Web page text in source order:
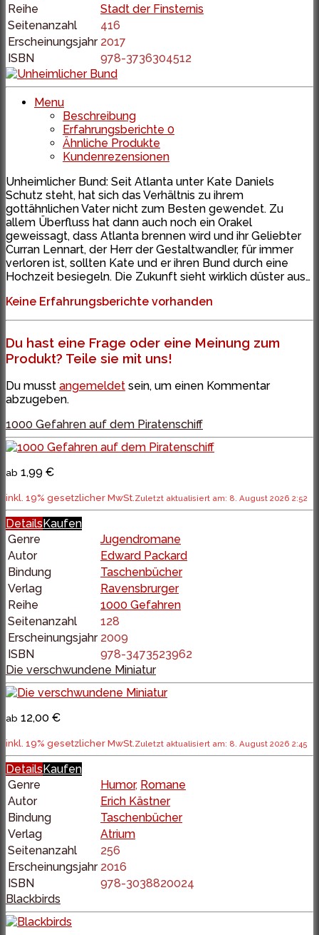
Reihe
Stadt der Finsternis
Seitenanzahl
416
Erscheinungsjahr 2017
ISBN
978-3736304512
Menu
Beschreibung
Erfahrungsberichte 0
Ähnliche Produkte
Kundenrezensionen
Unheimlicher Bund: Seit Atlanta unter Kate Daniels
Schutz steht, hat sich das Verhältnis zu ihrem
gottähnlichen Vater nicht zum Besten gewendet. Zu
allem Überfluss hat dann auch noch ein Orakel
geweissagt, dass Atlanta brennen wird und ihr Geliebter
Curran Lennart, der Herr der Gestaltwandler, für immer
verloren ist, sollten Kate und er ihren Bund durch eine
Hochzeit besiegeln. Die Zukunft sieht wirklich düster aus…
Keine Erfahrungsberichte vorhanden
Du hast eine Frage oder eine Meinung zum
Produkt? Teile sie mit uns!
Du musst angemeldet sein, um einen Kommentar
abzugeben.
1000 Gefahren auf dem Piratenschiff
ab 1,99 €
inkl. 19% gesetzlicher MwSt.Zuletzt aktualisiert am: 8. August 2026 2:52
Details Kaufen
Genre
Jugendromane
Autor
Edward Packard
Bindung
Taschenbücher
Verlag
Ravensbrurger
Reihe
1000 Gefahren
Seitenanzahl
128
Erscheinungsjahr 2009
ISBN
978-3473523962
Die verschwundene Miniatur
ab 12,00 €
inkl. 19% gesetzlicher MwSt.Zuletzt aktualisiert am: 8. August 2026 2:45
Details Kaufen
Genre
Humor, Romane
Autor
Erich Kästner
Bindung
Taschenbücher
Verlag
Atrium
Seitenanzahl
256
Erscheinungsjahr 2016
ISBN
978-3038820024
Blackbirds